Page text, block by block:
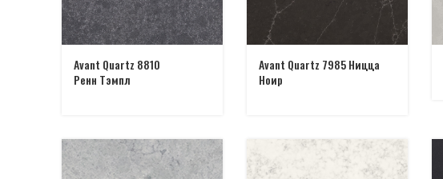
Avant Quartz 8810
Ренн Тэмпл
Avant Quartz 7985 Ницца
Ноир